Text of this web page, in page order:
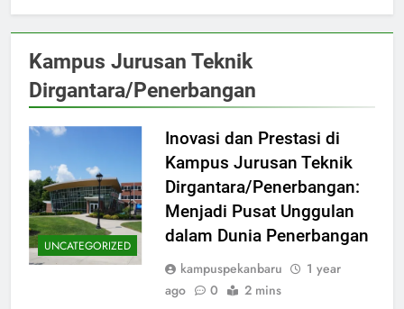
Kampus Jurusan Teknik
Dirgantara/Penerbangan
UNCATEGORIZED
Inovasi dan Prestasi di
Kampus Jurusan Teknik
Dirgantara/Penerbangan:
Menjadi Pusat Unggulan
dalam Dunia Penerbangan
kampuspekanbaru
1 year
ago
0 2 mins